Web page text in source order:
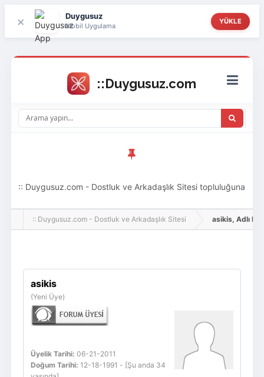
× Duygusuz
Mobil Uygulama
YÜKLE
:: Duygusuz.com - Dostluk ve Arkadaşlık Sitesi topluluğuna
hoş geldin ziyaretçi! Aramıza katılmak istersen kayıt
:: Duygusuz.com - Dostluk ve Arkadaşlık Sitesi asikis, Adlı
asikis
(Yeni Üye)
Üyelik Tarihi: 06-21-2011
Doğum Tarihi: 12-18-1991 - [Şu anda 34